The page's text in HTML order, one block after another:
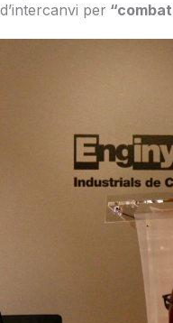
d’intercanvi per